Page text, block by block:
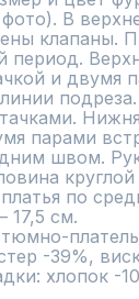
В
клапаны.
период.
и двумя
парами
швом.
по
17,5 см.
-39%,
хлопок -